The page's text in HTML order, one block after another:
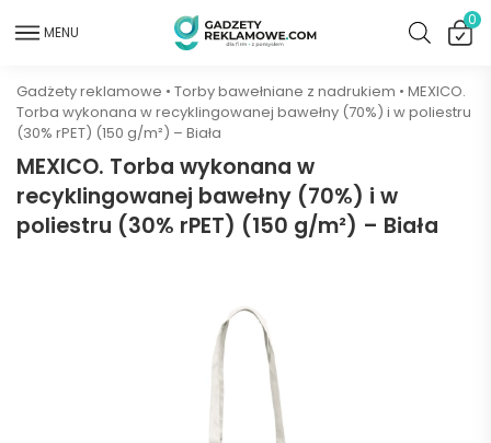
MENU
0
Gadżety reklamowe • Torby bawełniane z nadrukiem • MEXICO.
Torba wykonana w recyklingowanej bawełny (70%) i w poliestru
(30% rPET) (150 g/m²) – Biała
MEXICO. Torba wykonana w
recyklingowanej bawełny (70%) i w
poliestru (30% rPET) (150 g/m²) – Biała